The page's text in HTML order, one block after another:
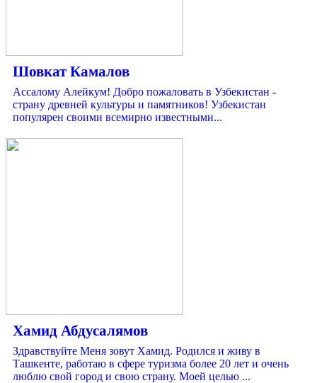
Шовкат Камалов
Ассалому Алейкум! Добро пожаловать в Узбекистан -
страну древней культуры и памятников! Узбекистан
популярен своими всемирно известными...
Хамид Абдусалямов
Здравствуйте Меня зовут Хамид. Родился и живу в
Ташкенте, работаю в сфере туризма более 20 лет и очень
люблю свой город и свою страну. Моей целью ...